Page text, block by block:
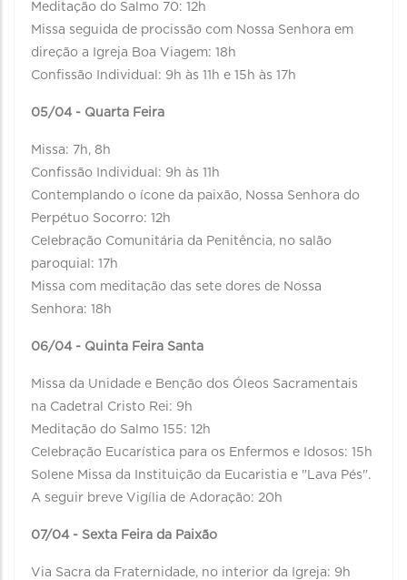
Meditação do Salmo 70: 12h
Missa seguida de procissão com Nossa Senhora em
direção a Igreja Boa Viagem: 18h
Confissão Individual: 9h às 11h e 15h às 17h
05/04 - Quarta Feira
Missa: 7h, 8h
Confissão Individual: 9h às 11h
Contemplando o ícone da paixão, Nossa Senhora do
Perpétuo Socorro: 12h
Celebração Comunitária da Penitência, no salão
paroquial: 17h
Missa com meditação das sete dores de Nossa
Senhora: 18h
06/04 - Quinta Feira Santa
Missa da Unidade e Benção dos Óleos Sacramentais
na Cadetral Cristo Rei: 9h
Meditação do Salmo 155: 12h
Celebração Eucarística para os Enfermos e Idosos: 15h
Solene Missa da Instituição da Eucaristia e "Lava Pés".
A seguir breve Vigília de Adoração: 20h
07/04 - Sexta Feira da Paixão
Via Sacra da Fraternidade, no interior da Igreja: 9h